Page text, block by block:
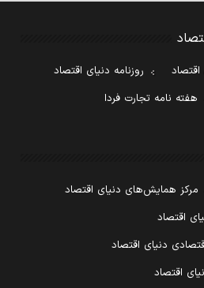
روزنامه دنیای اقتصاد
هفته نامه تجارت فردا
مرکز همایش‌های دنیای اقتصاد
اقتصاد
دنیای اقتصاد
اقتصاد